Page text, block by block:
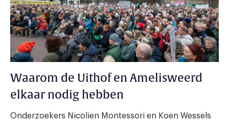
Waarom de Uithof en Amelisweerd
elkaar nodig hebben
Onderzoekers Nicolien Montessori en Koen Wessels